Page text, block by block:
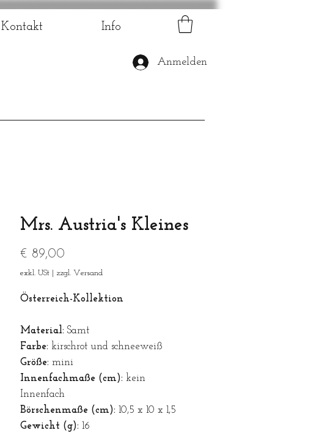
Kontakt Info
Anmelden
Mrs. Austria's Kleines
€ 89,00
exkl. USt | zzgl. Versand
Österreich-Kollektion
Material: Samt
Farbe: kirschrot und schneeweiß
Größe: mini
Innenfachmaße (cm): kein
Innenfach
Börschenmaße (cm): 10,5 x 10 x 1,5
Gewicht (g): 16